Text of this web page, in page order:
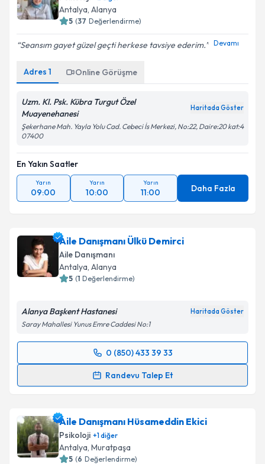
Antalya, Alanya
5 (37 Değerlendirme)
Seansım gayet güzel geçti herkese tavsiye ederim. Devamı
Adres 1 Online Görüşme
Uzm. Kl. Psk. Kübra Turgut Özel
Muayenehanesi
Haritada Göster
Şekerhane Mah. Yayla Yolu Cad. Cebeci İs Merkezi, No:22, Daire:20 kat:4
07400
En Yakın Saatler
Yarın
09:00
Yarın
10:00
Yarın
11:00 Daha Fazla
Aile Danışmanı Ülkü Demirci
Aile Danışmanı
Antalya, Alanya
5 (1 Değerlendirme)
Alanya Başkent Hastanesi Haritada Göster
Saray Mahallesi Yunus Emre Caddesi No:1
0 (850) 433 39 33
Randevu Talep Et
Randevu Takvimi Talebi
için bir takvim hazırlandığında e-posta ile
bilgilendireceğiz.
E-posta Adresiniz
Aile Danışmanı Hüsameddin Ekici
Psikoloji +1diğer
Antalya, Muratpaşa
5 (6 Değerlendirme)